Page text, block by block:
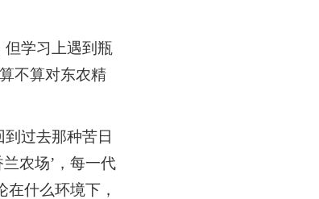
但学习上遇到瓶
不算对东农精
过去那种苦日
农场’，每一代
在什么环境下，